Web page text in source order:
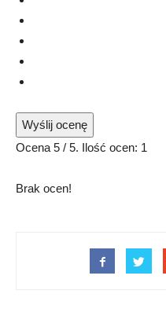
Wyślij ocenę
Ocena 5 / 5. Ilość ocen: 1
Brak ocen!